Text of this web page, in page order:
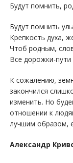
Будут помнить,
Будут помнить
Крепкость духа,
Чтоб родным,
Все дорожки-пути
К сожалению,
закончился
изменить. Но
отношении к
лучшим образом,
Александр